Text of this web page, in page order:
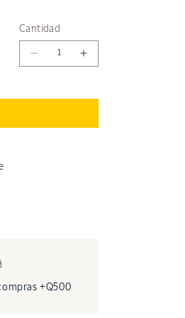
Cantidad
Reducir
SOLIDARITY
CR
Aumentar
SOLIDARITY
CR
+Q500